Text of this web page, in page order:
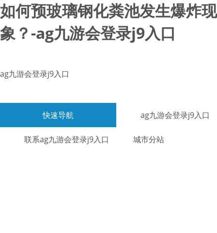
如何预玻璃钢化粪池发生爆炸现
象？-ag九游会登录j9入口
ag九游会登录j9入口
快速导航 ag九游会登录j9入口
联系ag九游会登录j9入口 城市分站